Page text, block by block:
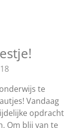
te
Vandaag
opdracht
Om blij van te